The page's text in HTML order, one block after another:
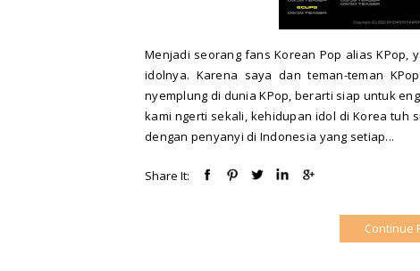
Menjadi seorang fans Korean Pop alias KPop,
idolnya. Karena saya dan teman-teman
nyemplung di dunia KPop, berarti siap untuk
kami ngerti sekali, kehidupan idol di Korea tuh
dengan penyanyi di Indonesia yang setiap...
Share It:
Continue